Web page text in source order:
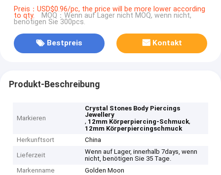
Preis：USD$0.96/pc, the price will be more lower according
to qty. MOQ：Wenn auf Lager nicht MOQ, wenn nicht,
benötigen Sie 300pcs.
Bestpreis Kontakt
Produkt-Beschreibung
Markieren
Crystal Stones Body Piercings
Jewellery
, 12mm Körperpiercing-Schmuck,
12mm Körperpiercingschmuck
Herkunftsort
China
Lieferzeit
Wenn auf Lager, innerhalb 7days, wenn
nicht, benötigen Sie 35 Tage.
Markenname
Golden Moon